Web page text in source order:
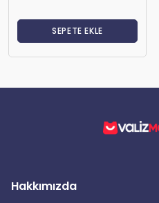
SEPETE EKLE
Hakkımızda